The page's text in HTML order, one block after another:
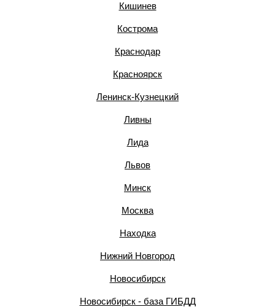
Кишинев
Кострома
Краснодар
Красноярск
Ленинск-Кузнецкий
Ливны
Лида
Львов
Минск
Москва
Находка
Нижний Новгород
Новосибирск
Новосибирск - база ГИБДД